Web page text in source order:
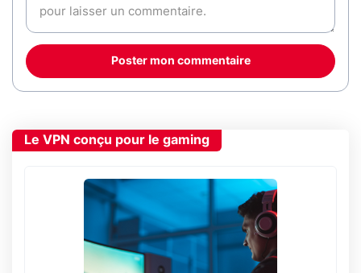
Poster mon commentaire
Le VPN conçu pour le gaming